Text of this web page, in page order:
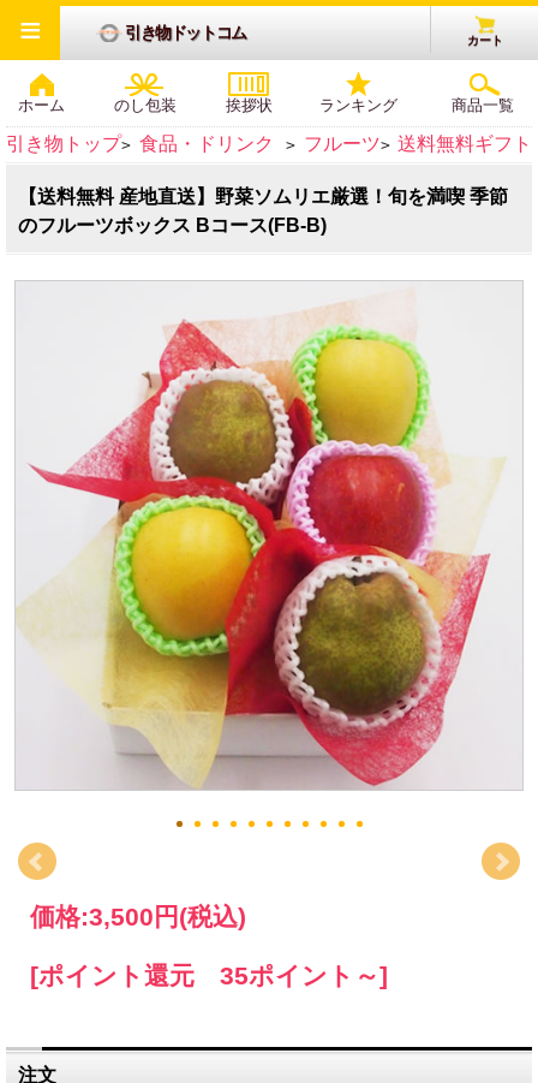
引き物ドットコム カート
ホーム のし包装 挨拶状 ランキング 商品一覧
≡
引き物トップ> 食品・ドリンク > フルーツ> 送料無料ギフト
【送料無料 産地直送】野菜ソムリエ厳選！旬を満喫 季節
のフルーツボックス Bコース(FB-B)
価格:3,500円 (税込)
[ポイント還元 35ポイント～]
注文